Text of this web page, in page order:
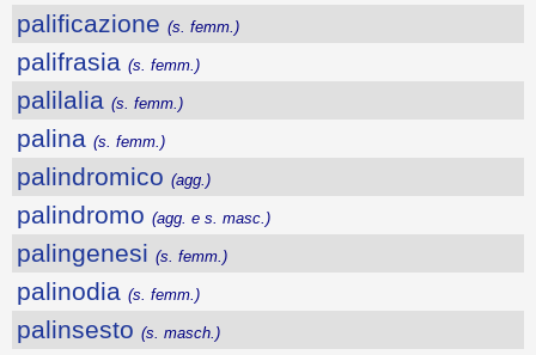
palificazione (s. femm.)
palifrasia (s. femm.)
palilalia (s. femm.)
palina (s. femm.)
palindromico (agg.)
palindromo (agg. e s. masc.)
palingenesi (s. femm.)
palinodia (s. femm.)
palinsesto (s. masch.)